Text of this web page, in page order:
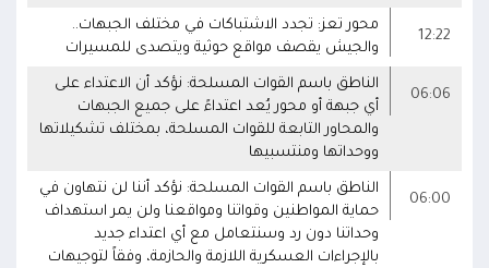
12:22
محور تعز: تجدد الاشتباكات في مختلف الجبهات..
والجيش يقصف مواقع حوثية ويتصدى للمسيرات
06:06
الناطق باسم القوات المسلحة: نؤكد أن الاعتداء على
أي جبهة أو محور يُعد اعتداءً على جميع الجبهات
والمحاور التابعة للقوات المسلحة، بمختلف تشكيلاتها
ووحداتها ومنتسبيها
06:00
الناطق باسم القوات المسلحة: نؤكد أننا لن نتهاون في
حماية المواطنين وقواتنا ومواقعنا ولن يمر استهداف
وحداتنا دون رد وسنتعامل مع أي اعتداء جديد
بالإجراءات العسكرية اللازمة والحازمة، وفقاً لتوجيهات